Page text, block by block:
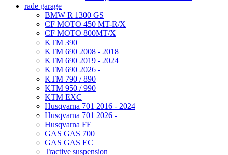
rade garage
BMW R 1300 GS
CF MOTO 450 MT-R/X
CF MOTO 800MT/X
KTM 390
KTM 690 2008 - 2018
KTM 690 2019 - 2024
KTM 690 2026 -
KTM 790 / 890
KTM 950 / 990
KTM EXC
Husqvarna 701 2016 - 2024
Husqvarna 701 2026 -
Husqvarna FE
GAS GAS 700
GAS GAS EC
Tractive suspension